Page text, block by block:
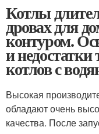
Котлы
дровах для
контуром.
и
котлов с
Высокая
обладают очень
качества. После